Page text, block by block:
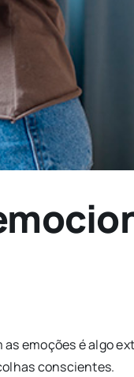
emoções é algo
conscientes.